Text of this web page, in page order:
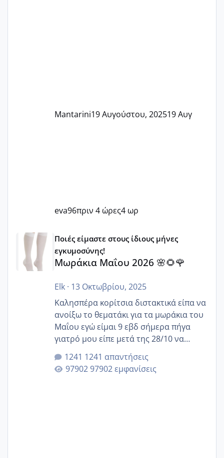
Mantarini19 Αυγούστου, 202519 Αυγ
eva96πριν 4 ώρες4 ωρ
Μωράκια Μαΐου 2026 🌸🌻🌹
Ποιές είμαστε στους ίδιους μήνες
εγκυμοσύνης!
Μωράκια Μαΐου 2026 🌸🌻🌹
Elk· 13 Οκτωβρίου, 2025
Καλησπέρα κορίτσια διστακτικά είπα να
ανοίξω το θεματάκι για τα μωράκια του
Μαΐου εγώ είμαι 9 εβδ σήμερα πήγα
γιατρό μου είπε μετά της 28/10 να
κλείσω ραντεβού για την αυχενική είναι
καμιά άλλη κοπέλα να γεννάει Μάιο ;;
1241 απαντήσεις
97902 εμφανίσεις